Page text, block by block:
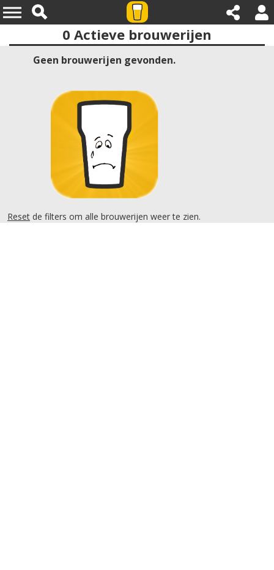
Provincies:noord holland
0 Actieve brouwerijen
Geen brouwerijen gevonden.
Reset de filters om alle brouwerijen weer te zien.